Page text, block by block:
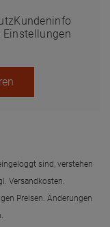
Kundeninfo
Einstellungen
sind, verstehen
Versandkosten
Preisen. Änderungen